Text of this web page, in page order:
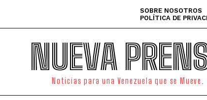
SOBRE NOSOTROS
POLÍTICA DE
NUEVA
Noticias para una Venezuela que se Mueve.